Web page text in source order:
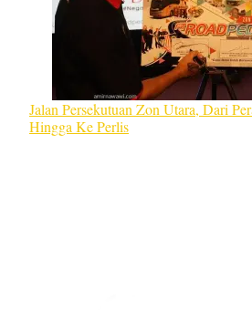
Jalan Persekutuan Zon Utara, Dari
Hingga Ke Perlis